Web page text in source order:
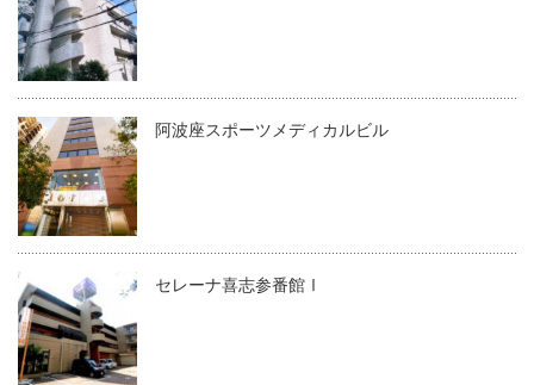
阿波座スポーツメディカルビル
セレーナ喜志参番館Ⅰ